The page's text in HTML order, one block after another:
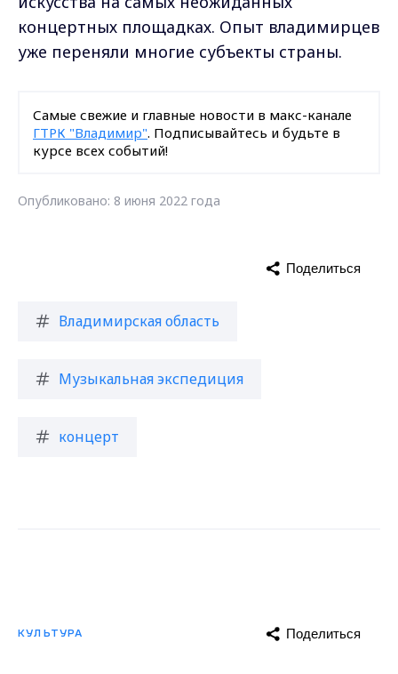
концертных площадках. Опыт владимирцев
уже переняли многие субъекты страны.
Самые свежие и главные новости в макс-канале
ГТРК "Владимир". Подписывайтесь и будьте в
курсе всех событий!
Опубликовано: 8 июня 2022 года
Владимирская область
Музыкальная экспедиция
концерт
Поделиться
КУЛЬТУРА Поделиться